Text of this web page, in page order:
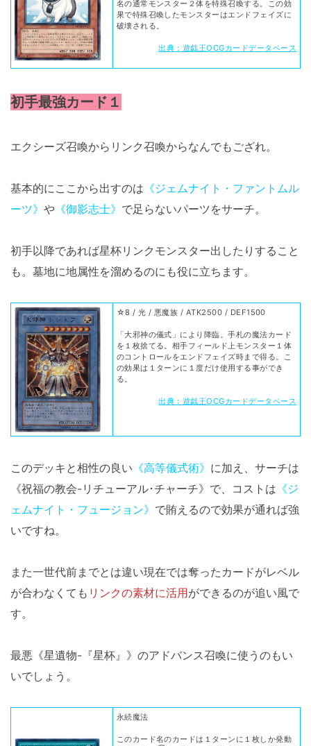
名の通常モンスター２体を特殊召喚する。この効
果で特殊召喚したモンスターはエンドフェイズに
破壊される。
出典：遊戯王OCGカードデータベース
初手最強カード１
エクシーズ召喚からリンク召喚からなんでもござれ。
基本的にここから出すのは 《ジェムナイト・ファントムル
ーツ》 や 《御影志士》 で足らないパーツをサーチ。
初手以降であれば星杯リンクモンスター出したりすること
も。墓地に地属性を溜めるのにも役に立ちます。
☆8 / 光 / 悪魔族 / ATK2500 / DEF1500
「大邪神の儀式」により降臨。手札の魔法カード
を１枚捨てる。相手フィールド上モンスター１体
のコントロールをエンドフェイズ時まで得る。こ
の効果は１ターンに１度だけ使用する事ができ
る。
出典：遊戯王OCGカードデータベース
このデッキと相性の良い 《高等儀式術》 に加え、サーチは
《祝福の教会-リチューアル･チャーチ》で、コストは 《ジ
ェムナイト・フュージョン》 で賄えるので効果が通れば強
いですね。
また一世代前までとは違い現在では奪ったカードがレベル
が合わなくても リンクの素材に活用ができるのが追い風で
す。
最悪《星遺物-『星杯』》のアドバンス召喚に使うのもい
いでしょう。
永続魔法
このカード名のカードは１ターンに１枚しか発動